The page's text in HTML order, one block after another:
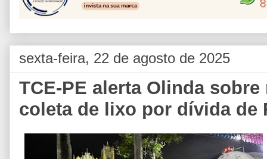
sexta-feira, 22 de agosto de 2025
TCE-PE alerta Olinda
coleta de lixo por dívida de